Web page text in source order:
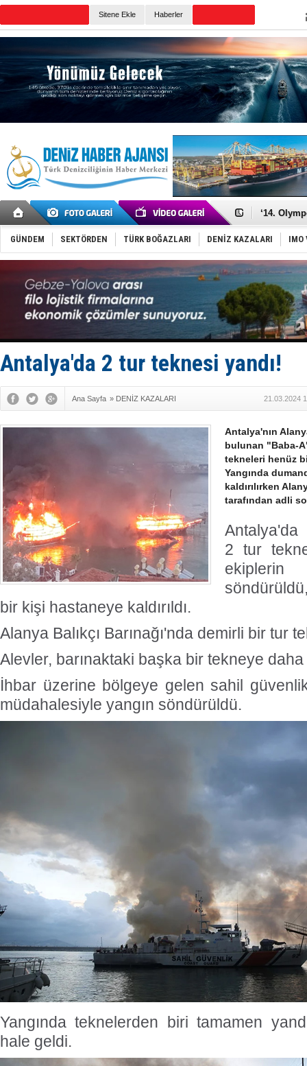
Sitene Ekle Haberler
Denizcilik
‘14.
Taksi
TÜRKLİM
SOCAR da
D-Marin,
Van’da
TAYK -
GÜNDEM SEKTÖRDEN TÜRK BOĞAZLARI DENİZ KAZALARI IMO
Antalya'da 2 tur teknesi yandı!
Ana Sayfa » DENİZ KAZALARI 21.03.2024
Antalya'nın
bulunan "Baba-
tekneleri henüz
Yangında
kaldırılırken
tarafından adli
Antalya'da
2 tur
bir kişi hastaneye kaldırıldı.
Alanya Balıkçı Barınağı'nda demirli bir tur
Alevler, barınaktaki başka bir tekneye daha
İhbar üzerine bölgeye gelen sahil
müdahalesiyle yangın söndürüldü.
Yangında teknelerden biri tamamen
hale geldi.